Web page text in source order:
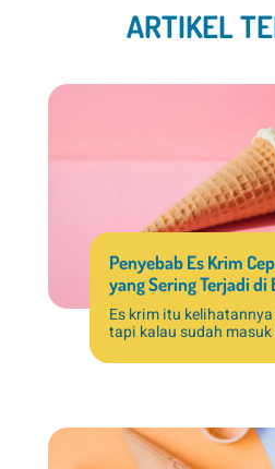
ARTIKEL
Penyebab Es Krim
yang Sering Terjadi di
Es krim itu
tapi kalau sudah masuk